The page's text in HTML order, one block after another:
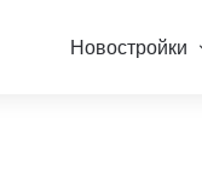
Новостройки